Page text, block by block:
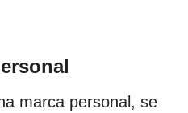
marca personal, se